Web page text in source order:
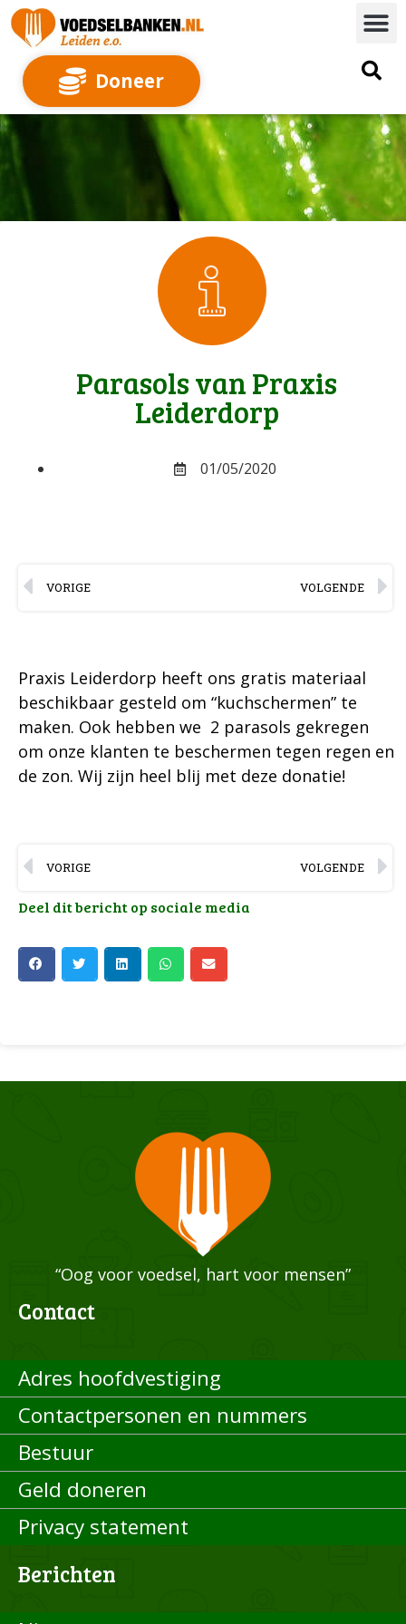
Doneer
Parasols van Praxis
Leiderdorp
01/05/2020
VORIGE VOLGENDE
Praxis Leiderdorp heeft ons gratis materiaal
beschikbaar gesteld om “kuchschermen” te
maken. Ook hebben we 2 parasols gekregen
om onze klanten te beschermen tegen regen en
de zon. Wij zijn heel blij met deze donatie!
VORIGE VOLGENDE
Deel dit bericht op sociale media
“Oog voor voedsel, hart voor mensen”
Contact
Adres hoofdvestiging
Contactpersonen en nummers
Bestuur
Geld doneren
Privacy statement
Berichten